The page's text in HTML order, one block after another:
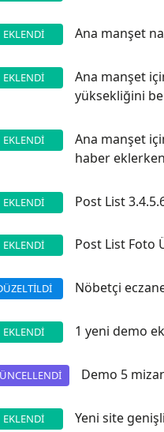
EKLENDI Ana manşet
EKLENDI
Ana manşet
yüksekliğini
EKLENDI
Ana manşet
haber
EKLENDI Post List
EKLENDI Post List Foto
Nöbetçi
EKLENDI 1 yeni demo
Demo 5
EKLENDI
Yeni site